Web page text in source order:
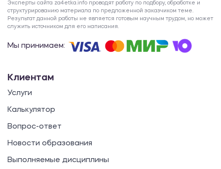
Эксперты сайта za4etka.info проводят работу по подбору, обработке и
структурированию материала по предложенной заказчиком теме.
Результат данной работы не является готовым научным трудом, но может
служить источником для его написания.
Мы принимаем:
Клиентам
Услуги
Калькулятор
Вопрос-ответ
Новости образования
Выполняемые дисциплины